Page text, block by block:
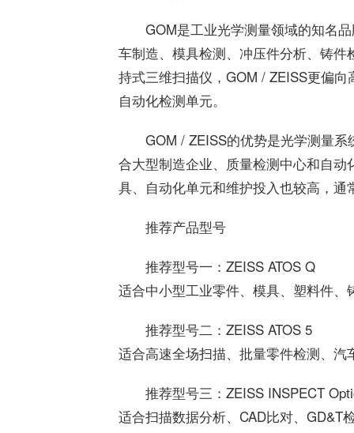
GOM是工业光学测量领域的知名
车制造、模具检测、冲压件分析、铸
持式三维扫描仪，GOM / ZEISS更偏
自动化检测单元。
GOM / ZEISS的优势是光学测量
合大型制造企业、质量检测中心和自
具、自动化单元和维护投入也较高，
推荐产品型号
推荐型号一：ZEISS ATOS Q
适合中小型工业零件、模具、塑料件
推荐型号二：ZEISS ATOS 5
适合高速全场扫描、批量零件检测、
推荐型号三：ZEISS INSPECT
适合扫描数据分析、CAD比对、GD&T